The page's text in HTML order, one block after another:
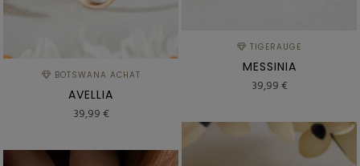
BOTSWANA ACHAT
AVELLIA
39,99 €
TIGERAUGE
MESSINIA
39,99 €